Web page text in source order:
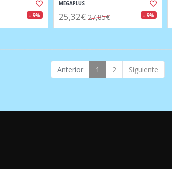
- 9%
MEGAPLUS
25,32€ 27,85€ - 9%
Anterior 1 2 Siguiente